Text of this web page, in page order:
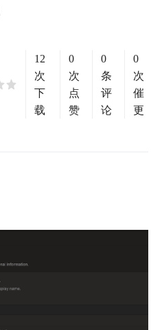
12
次
下
载
0
次
点
赞
0
条
评
论
0
次
催
更